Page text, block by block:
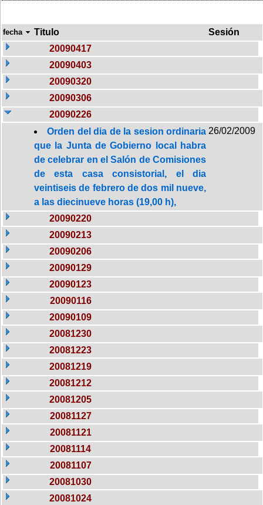
fecha Titulo
Sesión
20090417
20090403
20090320
20090306
20090226
Orden del dia de la sesion ordinaria
que la Junta de Gobierno local habra
de celebrar en el Salón de Comisiones
de esta casa consistorial, el dia
veintiseis de febrero de dos mil nueve,
a las diecinueve horas (19,00 h),
26/02/2009
20090220
20090213
20090206
20090129
20090123
20090116
20090109
20081230
20081223
20081219
20081212
20081205
20081127
20081121
20081114
20081107
20081030
20081024